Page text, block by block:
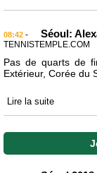
08:42 - Séoul:
TENNISTEMPLE.COM
Pas de quarts de
Extérieur, Corée du
Lire la suite